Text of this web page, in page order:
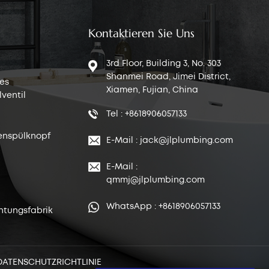
Kontaktieren Sie Uns
3rd Floor, Building 3, No. 303
Shanmei Road, Jimei District,
Xiamen, Fujian, China
Tel : +8618906057133
E-Mail : jack@jlplumbing.com
E-Mail :
qmmj@jlplumbing.com
WhatsApp : +8618906057133